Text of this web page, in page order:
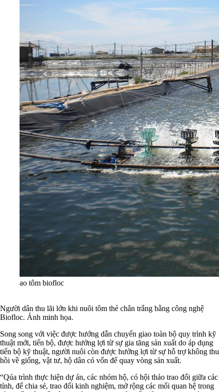
ao tôm biofloc
Người dân thu lãi lớn khi nuôi tôm thẻ chân trắng bằng công nghệ
Biofloc. Ảnh minh họa.
Song song với việc được hướng dẫn chuyển giao toàn bộ quy trình kỹ
thuật mới, tiến bộ, được hưởng lợi từ sự gia tăng sản xuất do áp dụng
tiến bộ kỹ thuật, người nuôi còn được hưởng lợi từ sự hỗ trợ không thu
hồi về giống, vật tư, hộ dân có vốn để quay vòng sản xuất.
“Qúa trình thực hiện dự án, các nhóm hộ, có hội thảo trao đổi giữa các
tỉnh, để chia sẻ, trao đổi kinh nghiệm, mở rộng các mối quan hệ trong